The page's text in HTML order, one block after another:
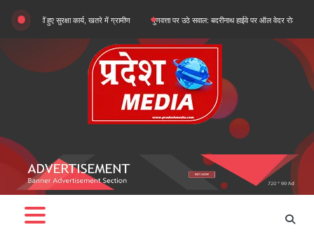
Skip
content
नहीं हुए सुरक्षा कार्य, खतरे में ग्रामीण गुणवत्ता पर उठे सवाल: बदरीनाथ हाईवे पर ऑल वेदर रोड के सुधारीकरण